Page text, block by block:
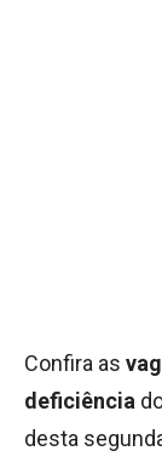
Confira as
deficiência
desta